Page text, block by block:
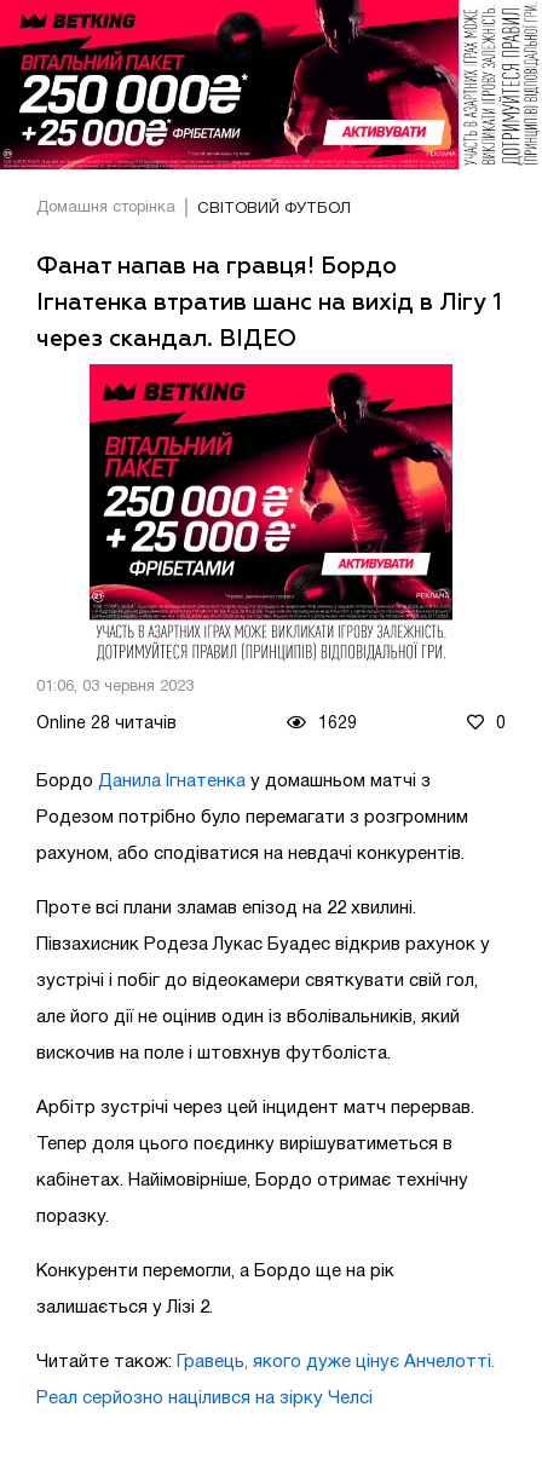
Домашня сторінка СВІТОВИЙ ФУТБОЛ
Фанат напав на гравця! Бордо
Ігнатенка втратив шанс на вихід в Лігу 1
через скандал. ВІДЕО
01:06, 03 червня 2023
Online 28 читачів 1629 0
Бордо Данила Ігнатенка у домашньом матчі з
Родезом потрібно було перемагати з розгромним
рахуном, або сподіватися на невдачі конкурентів.
Проте всі плани зламав епізод на 22 хвилині.
Півзахисник Родеза Лукас Буадес відкрив рахунок у
зустрічі і побіг до відеокамери святкувати свій гол,
але його дії не оцінив один із вболівальників, який
вискочив на поле і штовхнув футболіста.
Арбітр зустрічі через цей інцидент матч перервав.
Тепер доля цього поєдинку вирішуватиметься в
кабінетах. Найімовірніше, Бордо отримає технічну
поразку.
Конкуренти перемогли, а Бордо ще на рік
залишається у Лізі 2.
Читайте також: Гравець, якого дуже цінує Анчелотті.
Реал серйозно націлився на зірку Челсі